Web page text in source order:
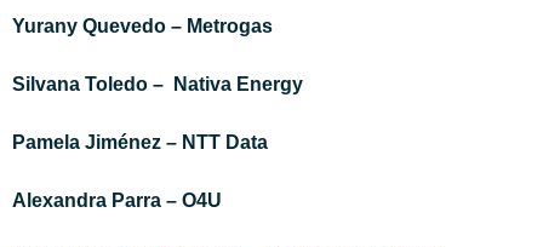
Yurany Quevedo – Metrogas
Silvana Toledo – Nativa Energy
Pamela Jiménez – NTT Data
Alexandra Parra – O4U